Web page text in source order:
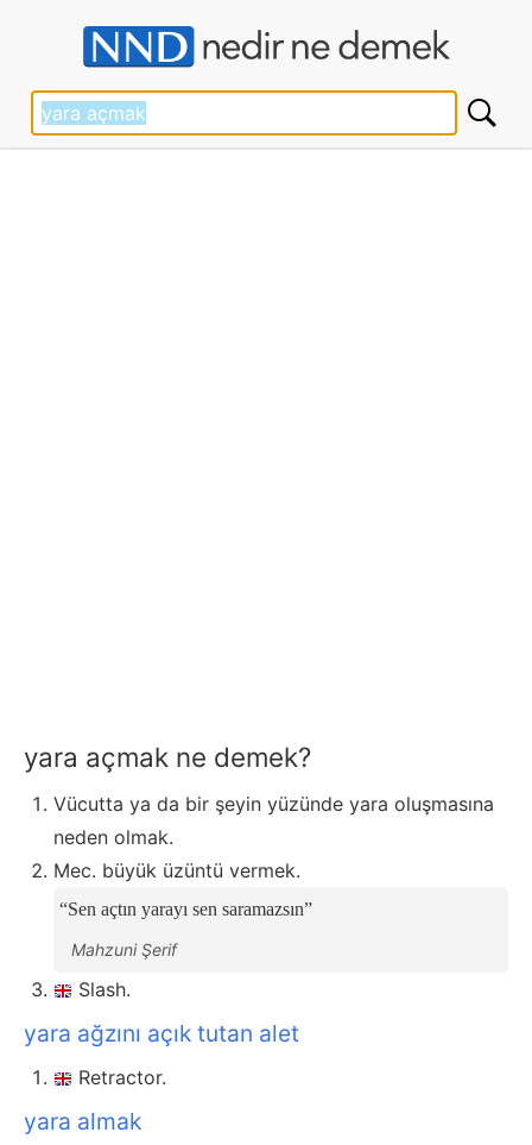
yara açmak ne demek?
Vücutta ya da bir şeyin yüzünde yara oluşmasına
neden olmak.
Mec. büyük üzüntü vermek.
Sen açtın yarayı sen saramazsın
Mahzuni Şerif
Slash.
yara ağzını açık tutan alet
Retractor.
yara almak